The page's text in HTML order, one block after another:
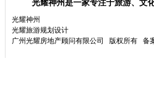
光耀神州是一家专注于旅游、文
光耀神州
光耀旅游规划设计
广州光耀房地产顾问有限公司 版权所有 备